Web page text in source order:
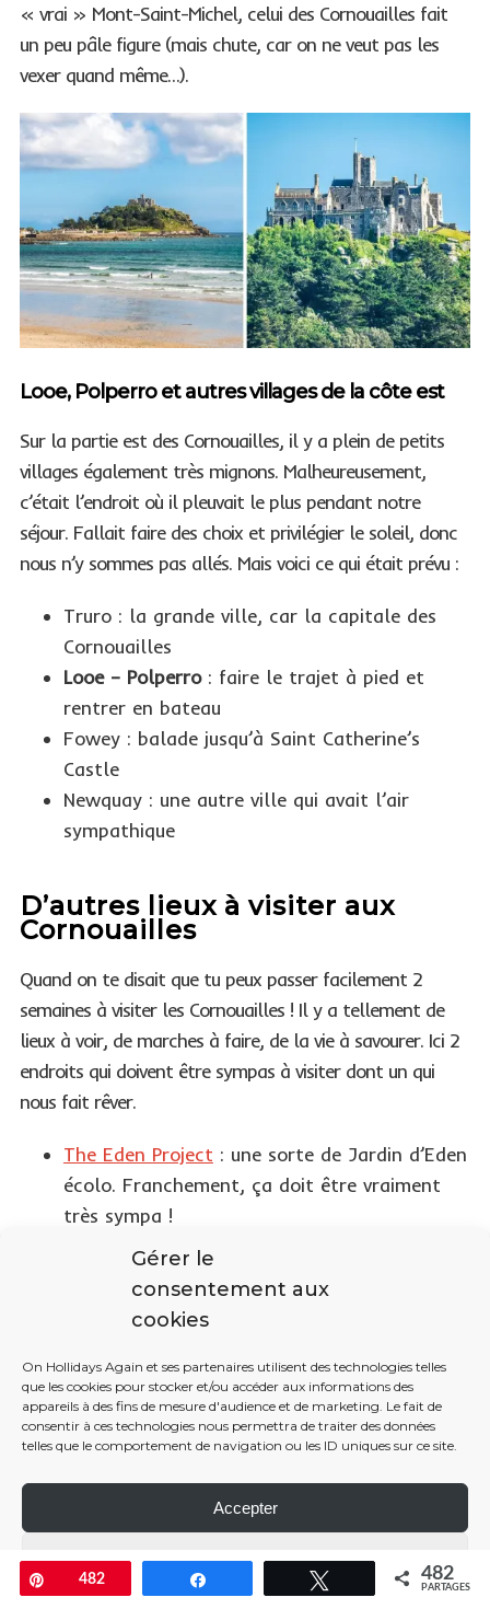
Gérer le
consentement aux
cookies
On Hollidays Again et ses partenaires utilisent des technologies telles
que les cookies pour stocker et/ou accéder aux informations des
appareils à des fins de mesure d'audience et de marketing. Le fait de
consentir à ces technologies nous permettra de traiter des données
telles que le comportement de navigation ou les ID uniques sur ce site.
Accepter
Paramétrer
« vrai » Mont-Saint-Michel, celui des Cornouailles fait
un peu pâle figure (mais chute, car on ne veut pas les
vexer quand même…).
Looe, Polperro et autres villages de la côte est
Sur la partie est des Cornouailles, il y a plein de petits
villages également très mignons. Malheureusement,
c’était l’endroit où il pleuvait le plus pendant notre
séjour. Fallait faire des choix et privilégier le soleil, donc
nous n’y sommes pas allés. Mais voici ce qui était prévu :
Truro : la grande ville, car la capitale des
Cornouailles
Looe – Polperro: faire le trajet à pied et
rentrer en bateau
Fowey : balade jusqu’à Saint Catherine’s
Castle
Newquay : une autre ville qui avait l’air
sympathique
D’autres lieux à visiter aux
Cornouailles
Quand on te disait que tu peux passer facilement 2
semaines à visiter les Cornouailles ! Il y a tellement de
lieux à voir, de marches à faire, de la vie à savourer. Ici 2
endroits qui doivent être sympas à visiter dont un qui
nous fait rêver.
The Eden Project : une sorte de Jardin d’Eden
écolo. Franchement, ça doit être vraiment
très sympa !
Les Iles Scilly
: notre rêve ! Depuis qu’on a vu
y aller un jour. Elles étaient difficiles à caser
fois-ci.
D’autres choses à savoir pour
J’ai beaucoup aimé visiter les Cornouailles. Pierre, lui,
quand il était plus jeune.
Enregistrer
482 Tweetez 482
PARTAGES